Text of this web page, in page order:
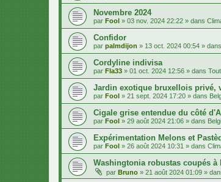
Novembre 2024
par Fool » 03 nov. 2024 22:22 » dans
Confidor
par palmdijon » 13 oct. 2024 00:54 » dans
Cordyline indivisa
par Fla33 » 01 oct. 2024 12:56 » dans
Jardin exotique bruxellois privé,
par Fool » 21 sept. 2024 17:20 » dans
Cigale grise entendue du côté
par Fool » 29 août 2024 21:06 » dans
Expérimentation Melons et
par Fool » 26 août 2024 10:31 » dans
Washingtonia robustas coupés à
par Bruno » 21 août 2024 01:09 »